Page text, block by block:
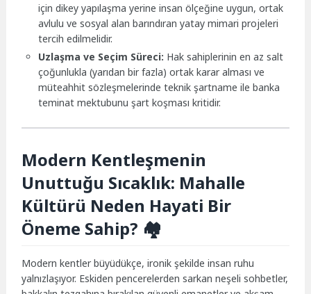
için dikey yapılaşma yerine insan ölçeğine uygun, ortak
avlulu ve sosyal alan barındıran yatay mimari projeleri
tercih edilmelidir.
Uzlaşma ve Seçim Süreci: Hak sahiplerinin en az salt
çoğunlukla (yarıdan bir fazla) ortak karar alması ve
müteahhit sözleşmelerinde teknik şartname ile banka
teminat mektubunu şart koşması kritidir.
Modern Kentleşmenin
Unuttuğu Sıcaklık: Mahalle
Kültürü Neden Hayati Bir
Öneme Sahip? 🏘️
Modern kentler büyüdükçe, ironik şekilde insan ruhu
yalnızlaşıyor. Eskiden pencerelerden sarkan neşeli sohbetler,